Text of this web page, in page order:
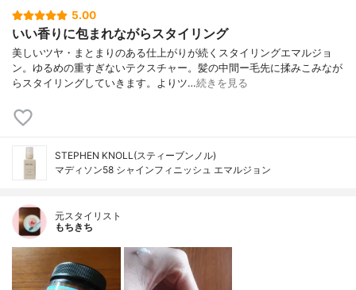
5.00
いい香りに包まれながらスタイリング
美しいツヤ・まとまりのある仕上がりが続くスタイリングエマルジョ
ン。ゆるめの重すぎないテクスチャー。髪の中間ー毛先に揉みこみなが
らスタイリングしていきます。よりツ…続きを見る
STEPHEN KNOLL(スティーブンノル)
マディソン58 シャインフィニッシュ エマルジョン
元スタイリスト
もちきち